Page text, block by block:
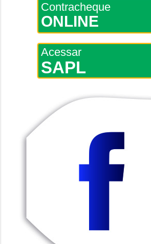
Contracheque
ONLINE
Acessar
SAPL